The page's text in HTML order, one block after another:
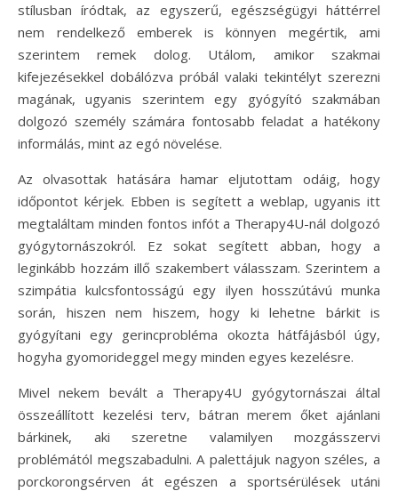
stílusban íródtak, az egyszerű, egészségügyi háttérrel
nem rendelkező emberek is könnyen megértik, ami
szerintem remek dolog. Utálom, amikor szakmai
kifejezésekkel dobálózva próbál valaki tekintélyt szerezni
magának, ugyanis szerintem egy gyógyító szakmában
dolgozó személy számára fontosabb feladat a hatékony
informálás, mint az egó növelése.
Az olvasottak hatására hamar eljutottam odáig, hogy
időpontot kérjek. Ebben is segített a weblap, ugyanis itt
megtaláltam minden fontos infót a Therapy4U-nál dolgozó
gyógytornászokról. Ez sokat segített abban, hogy a
leginkább hozzám illő szakembert válasszam. Szerintem a
szimpátia kulcsfontosságú egy ilyen hosszútávú munka
során, hiszen nem hiszem, hogy ki lehetne bárkit is
gyógyítani egy gerincprobléma okozta hátfájásból úgy,
hogyha gyomorideggel megy minden egyes kezelésre.
Mivel nekem bevált a Therapy4U gyógytornászai által
összeállított kezelési terv, bátran merem őket ajánlani
bárkinek, aki szeretne valamilyen mozgásszervi
problémától megszabadulni. A palettájuk nagyon széles, a
porckorongsérven át egészen a sportsérülések utáni